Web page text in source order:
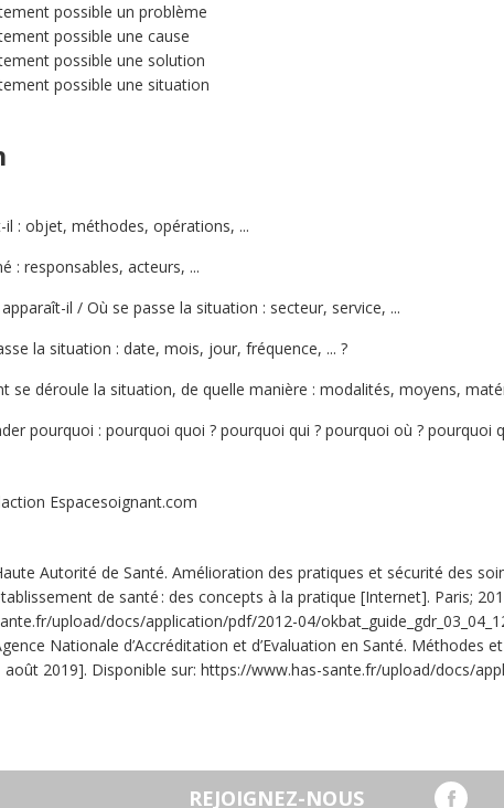
possible un problème
possible une cause
possible une solution
possible une situation
il : objet, méthodes, opérations, ...
: responsables, acteurs, ...
il / Où se passe la situation : secteur, service, ...
la situation : date, mois, jour, fréquence, ... ?
se déroule la situation, de quelle manière : modalités, moyens,
pourquoi : pourquoi quoi ? pourquoi qui ? pourquoi où ? pourquoi
Espacesoignant.com
Autorité de Santé. Amélioration des pratiques et sécurité des
de santé : des concepts à la pratique [Internet]. Paris;
upload/docs/application/pdf/2012-04/
Nationale d’Accréditation et d’Evaluation en Santé.
août 2019]. Disponible sur: https://www.has-sante.fr/upload/docs/
REJOIGNEZ-NOUS